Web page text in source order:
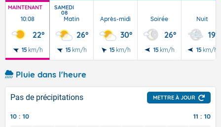
MAINTENANT
10:08
22°
15 km/h
SAMEDI
08
Matin
26°
15 km/h
Après-midi
30°
15 km/h
Soirée
26°
15 km/h
Nuit
19°
15 km/h
Pluie dans l'heure
Pas de précipitations METTRE À JOUR
10 : 10 11 : 10